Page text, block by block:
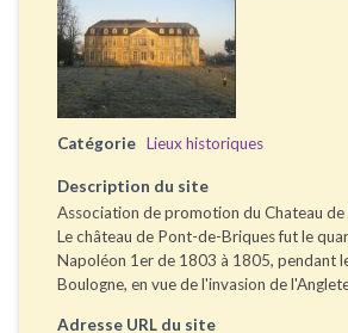
Catégorie Lieux historiques
Description du site
Association de promotion du Chateau
Le château de Pont-de-Briques fut le
Napoléon 1er de 1803 à 1805, pendant
Boulogne, en vue de l'invasion de
Adresse URL du site